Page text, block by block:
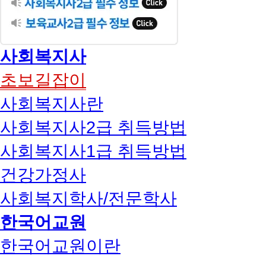
사회복지사
초보길잡이
사회복지사란
사회복지사2급 취득방법
사회복지사1급 취득방법
건강가정사
사회복지학사/전문학사
한국어교원
한국어교원이란